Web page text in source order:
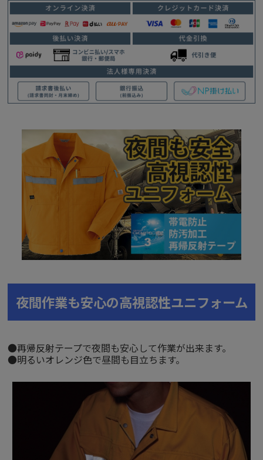
夜間作業も安心の高視認性ユニフォーム
●再帰反射テープで夜間も安心して作業が出来ます。
●明るいオレンジ色で昼間も目立ちます。